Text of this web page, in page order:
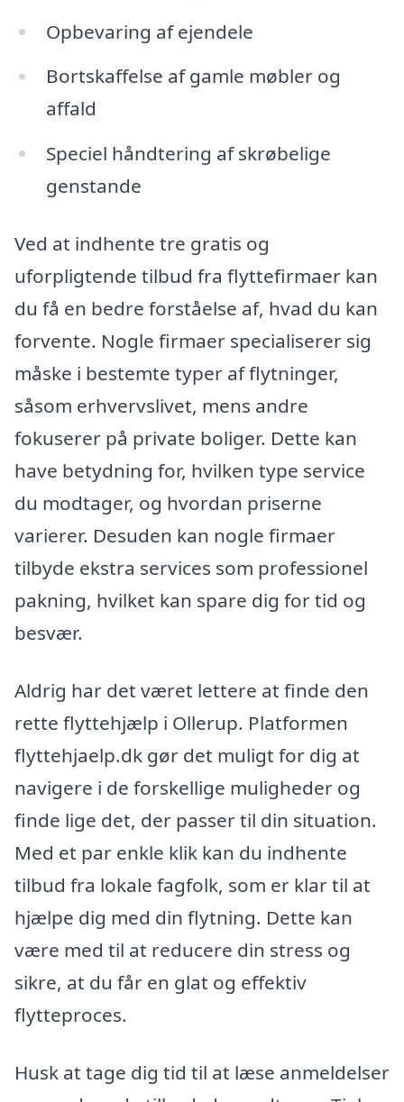
Opbevaring af ejendele
Bortskaffelse af gamle møbler og
affald
Speciel håndtering af skrøbelige
genstande
Ved at indhente tre gratis og
uforpligtende tilbud fra flyttefirmaer kan
du få en bedre forståelse af, hvad du kan
forvente. Nogle firmaer specialiserer sig
måske i bestemte typer af flytninger,
såsom erhvervslivet, mens andre
fokuserer på private boliger. Dette kan
have betydning for, hvilken type service
du modtager, og hvordan priserne
varierer. Desuden kan nogle firmaer
tilbyde ekstra services som professionel
pakning, hvilket kan spare dig for tid og
besvær.
Aldrig har det været lettere at finde den
rette flyttehjælp i Ollerup. Platformen
flyttehjaelp.dk gør det muligt for dig at
navigere i de forskellige muligheder og
finde lige det, der passer til din situation.
Med et par enkle klik kan du indhente
tilbud fra lokale fagfolk, som er klar til at
hjælpe dig med din flytning. Dette kan
være med til at reducere din stress og
sikre, at du får en glat og effektiv
flytteproces.
Husk at tage dig tid til at læse anmeldelser